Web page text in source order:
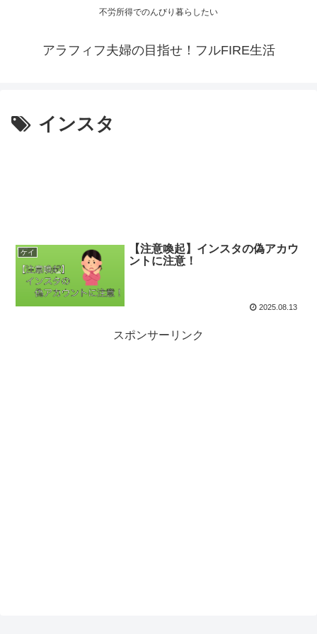
不労所得でのんびり暮らしたい
アラフィフ夫婦の目指せ！フルFIRE生活
インスタ
ケイ
【注意喚起】インスタの偽アカウ
ントに注意！
2025.08.13
スポンサーリンク